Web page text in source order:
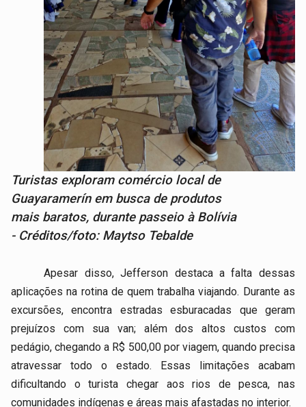
Turistas exploram comércio local de
Guayaramerín em busca de produtos
mais baratos, durante passeio à Bolívia
- Créditos/foto: Maytso Tebalde
Apesar disso, Jefferson destaca a falta dessas
aplicações na rotina de quem trabalha viajando. Durante as
excursões, encontra estradas esburacadas que geram
prejuízos com sua van; além dos altos custos com
pedágio, chegando a R$ 500,00 por viagem, quando precisa
atravessar todo o estado. Essas limitações acabam
dificultando o turista chegar aos rios de pesca, nas
comunidades indígenas e áreas mais afastadas no interior.